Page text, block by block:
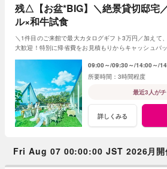
残△【お盆*BIG】＼絶景貸切邸宅
ル×和牛試食
＼1件目のご来館で最大カタログギフト3万円／加えて
大歓迎！特別に帰省費をお見積もりからキャッシュバ
09:00～ 09:30～ 14:00～
3時間程度
最近3人が
詳しくみる
Fri Aug 07 00:00:00 JST 2026月開